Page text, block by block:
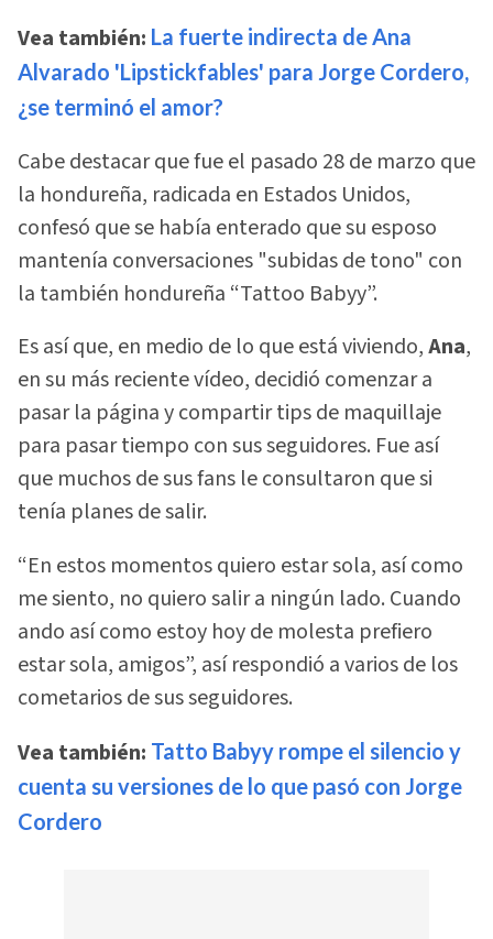
Vea también: La fuerte indirecta de Ana
Alvarado 'Lipstickfables' para Jorge Cordero,
¿se terminó el amor?
Cabe destacar que fue el pasado 28 de marzo que
la hondureña, radicada en Estados Unidos,
confesó que se había enterado que su esposo
mantenía conversaciones "subidas de tono" con
la también hondureña “Tattoo Babyy”.
Es así que, en medio de lo que está viviendo,Ana,
en su más reciente vídeo, decidió comenzar a
pasar la página y compartir tips de maquillaje
para pasar tiempo con sus seguidores. Fue así
que muchos de sus fans le consultaron que si
tenía planes de salir.
“En estos momentos quiero estar sola, así como
me siento, no quiero salir a ningún lado. Cuando
ando así como estoy hoy de molesta prefiero
estar sola, amigos”, así respondió a varios de los
cometarios de sus seguidores.
Vea también: Tatto Babyy rompe el silencio y
cuenta su versiones de lo que pasó con Jorge
Cordero